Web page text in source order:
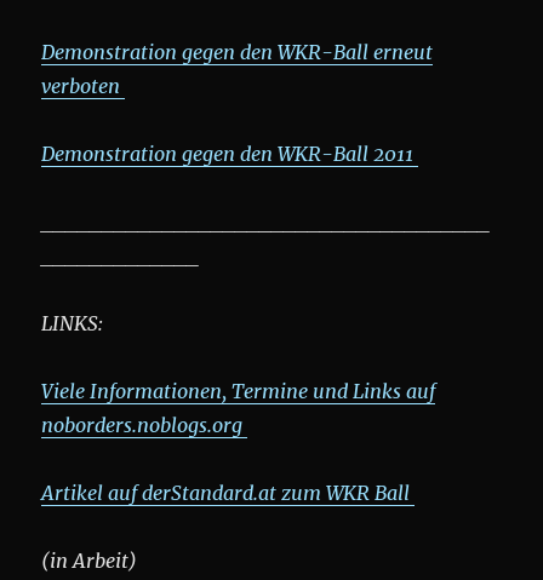
Demonstration gegen den WKR-Ball erneut
verboten
Demonstration gegen den WKR-Ball 2011
LINKS:
Viele Informationen, Termine und Links auf
noborders.noblogs.org
Artikel auf derStandard.at zum WKR Ball
(in Arbeit)